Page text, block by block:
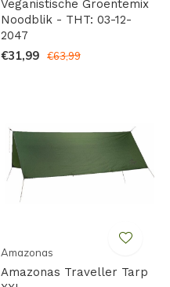
Veganistische Groentemix
Noodblik - THT: 03-12-
2047
€31,99 €63,99
Amazonas
Amazonas Traveller Tarp